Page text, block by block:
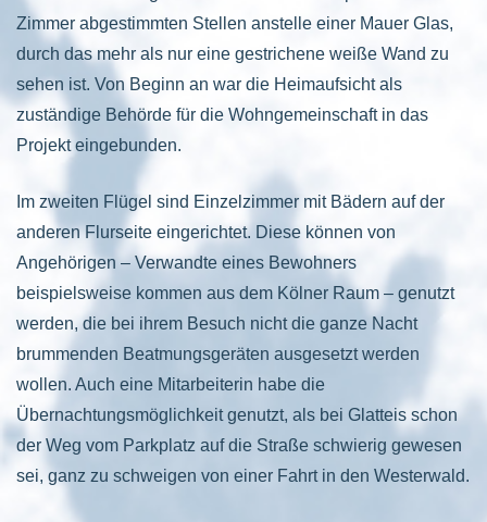
Zimmer abgestimmten Stellen anstelle einer Mauer Glas,
durch das mehr als nur eine gestrichene weiße Wand zu
sehen ist. Von Beginn an war die Heimaufsicht als
zuständige Behörde für die Wohngemeinschaft in das
Projekt eingebunden.
Im zweiten Flügel sind Einzelzimmer mit Bädern auf der
anderen Flurseite eingerichtet. Diese können von
Angehörigen – Verwandte eines Bewohners
beispielsweise kommen aus dem Kölner Raum – genutzt
werden, die bei ihrem Besuch nicht die ganze Nacht
brummenden Beatmungsgeräten ausgesetzt werden
wollen. Auch eine Mitarbeiterin habe die
Übernachtungsmöglichkeit genutzt, als bei Glatteis schon
der Weg vom Parkplatz auf die Straße schwierig gewesen
sei, ganz zu schweigen von einer Fahrt in den Westerwald.